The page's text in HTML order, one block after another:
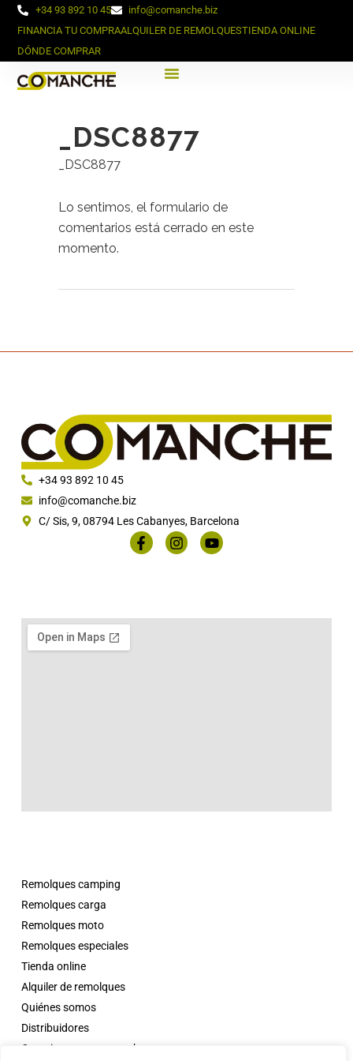
+34 93 892 10 45
info@comanche.biz
FINANCIA TU COMPRAALQUILER DE REMOLQUESTIENDA ONLINE
DÓNDE COMPRAR
_DSC8877
_DSC8877
Lo sentimos, el formulario de
comentarios está cerrado en este
momento.
+34 93 892 10 45
info@comanche.biz
C/ Sis, 9, 08794 Les Cabanyes, Barcelona
Quiénes somos
Distribuidores
Campings con comanche
Remolques camping
Remolques carga
Remolques moto
Remolques especiales
Tienda online
Alquiler de remolques